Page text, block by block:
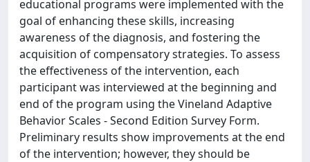
educational programs were implemented with the
goal of enhancing these skills, increasing
awareness of the diagnosis, and fostering the
acquisition of compensatory strategies. To assess
the effectiveness of the intervention, each
participant was interviewed at the beginning and
end of the program using the Vineland Adaptive
Behavior Scales - Second Edition Survey Form.
Preliminary results show improvements at the end
of the intervention; however, they should be